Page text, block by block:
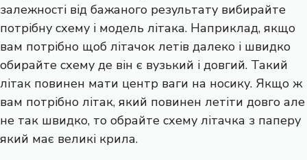
залежності від бажаного результату вибирайте
потрібну схему і модель літака. Наприклад, якщо
вам потрібно щоб літачок летів далеко і швидко
обирайте схему де він є вузький і довгий. Такий
літак повинен мати центр ваги на носику. Якщо ж
вам потрібно літак, який повинен летіти довго але
не так швидко, то обрайте схему літачка з паперу
який має великі крила.